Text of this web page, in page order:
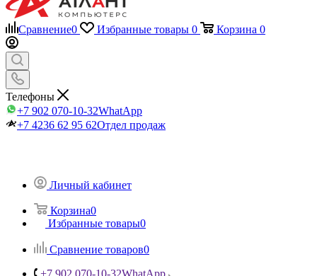
Сравнение0 Избранные товары 0 Корзина 0
Телефоны
+7 902 070-10-32WhatApp
+7 4236 62 95 62Отдел продаж
Личный кабинет
Корзина0
Избранные товары0
Сравнение товаров0
+7 902 070-10-32WhatApp